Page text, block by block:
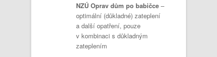
NZÚ Oprav dům po babičce –
optimální (důkladné) zateplení
a další opatření, pouze
v kombinaci s důkladným
zateplením